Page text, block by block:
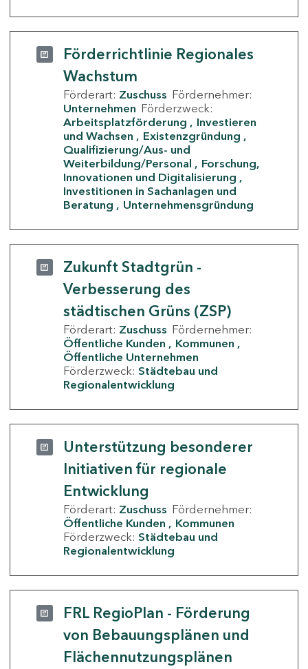
Förderrichtlinie Regionales
Wachstum
Förderart: Zuschuss Fördernehmer:
Unternehmen Förderzweck:
Arbeitsplatzförderung
Investieren
und Wachsen
Existenzgründung
Qualifizierung/Aus- und
Weiterbildung/Personal
Forschung,
Innovationen und Digitalisierung
Investitionen in Sachanlagen und
Beratung
Unternehmensgründung
Zukunft Stadtgrün -
Verbesserung des
städtischen Grüns (ZSP)
Förderart: Zuschuss Fördernehmer:
Öffentliche Kunden
Kommunen
Öffentliche Unternehmen
Förderzweck: Städtebau und
Regionalentwicklung
Unterstützung besonderer
Initiativen für regionale
Entwicklung
Förderart: Zuschuss Fördernehmer:
Öffentliche Kunden
Kommunen
Förderzweck: Städtebau und
Regionalentwicklung
FRL RegioPlan - Förderung
von Bebauungsplänen und
Flächennutzungsplänen